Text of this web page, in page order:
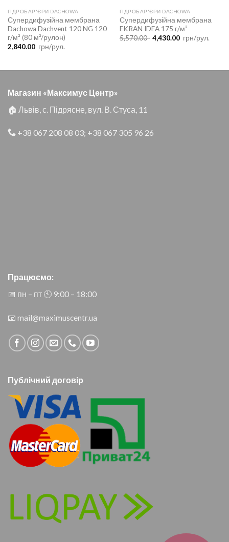
ГІДРОБАР'ЄРИ DACHOWA
Супердифузійна мембрана
Dachowa Dachvent 120 NG 120
г/м² (80 м²/рулон)
2,840.00 грн/рул.
ГІДРОБАР'ЄРИ DACHOWA
Супердифузійна мембрана
EKRAN IDEA 175 г/м²
5,570.00 Оригінальна
ціна:
4,430.00 Поточна
ціна:
грн/рул.
Магазин «Максимус Центр»
🏠 Львів, с. Підрясне, вул. В. Стуса, 11
+38 067 208 08 03; +38 067 305 96 26
Працюємо:
📅 пн – пт 🕙︎ 9:00 – 18:00
📧 mail@maximuscentr.ua
Публічний договір